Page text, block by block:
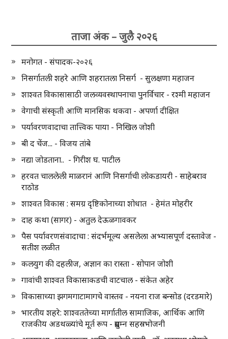
ताजा अंक – जुलै २०२६
मनोगत - संपादक-२०२६
निसर्गातली शहरे आणि शहरातला निसर्ग - सुलक्षणा महाजन
शाश्वत विकासासाठी जलव्यवस्थापनाचा पुनर्विचार - रश्मी महाजन
वेगाची संस्कृती आणि मानसिक थकवा - अपर्णा दीक्षित
पर्यावरणवादाचा तात्त्विक पाया - निखिल जोशी
बी द चेंज... - विजय तांबे
नद्या जोडताना.. - गिरीश घ. पाटील
हरवत चाललेली माळरानं आणि निसर्गाची लोकडायरी - साहेबराव
राठोड
शाश्वत विकास : समग्र दृष्टिकोनाच्या शोधात - हेमंत मोहरीर
दाह कथा (सागर) - अतुल देऊळगावकर
पैस पर्यावरणसंवादाचा : संदर्भमूल्य असलेला अभ्यासपूर्ण दस्तावेज -
सतीश लळीत
कलयुग की दहलीज, अज्ञान का रास्ता - सोपान जोशी
गावांची शाश्वत विकासाकडची वाटचाल - संकेत अहेर
विकासाच्या झगमगाटामागचे वास्तव - नयना राज बन्सोड (दरडमारे)
भारतीय शहरे: शाश्वततेच्या मार्गातील सामाजिक, आर्थिक आणि
राजकीय अडथळ्यांचे मूर्त रूप - प्रद्युम्न सहस्रभोजनी